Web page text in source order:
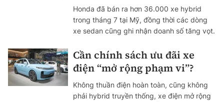
Honda đã bán ra hơn 36.000 xe hybrid
trong tháng 7 tại Mỹ, đồng thời các dòng
xe sedan cũng ghi nhận doanh số tăng vọt.
Cần chính sách ưu đãi xe
điện “mở rộng phạm vi”?
Không thuần điện hoàn toàn, cũng không
phải hybrid truyền thống, xe điện mở rộng